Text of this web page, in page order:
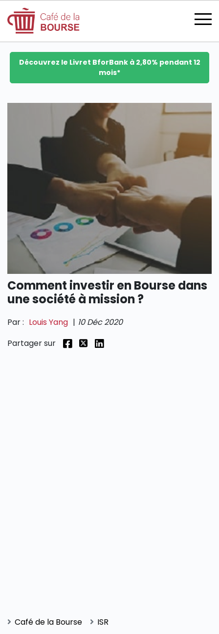
se connecter
devenir membre
CATÉGORIES
SECTIONS
Découvrez le Livret BforBank à 2,80% pendant 12
mois*
Comment investir en Bourse dans
une société à mission ?
Par : Louis Yang | 10 Déc 2020
Partager sur
Café de la Bourse
ISR